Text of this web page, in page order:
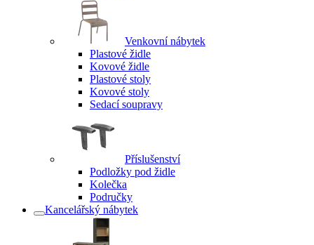
Venkovní nábytek
Plastové židle
Kovové židle
Plastové stoly
Kovové stoly
Sedací soupravy
Příslušenství
Podložky pod židle
Kolečka
Područky
Kancelářský nábytek